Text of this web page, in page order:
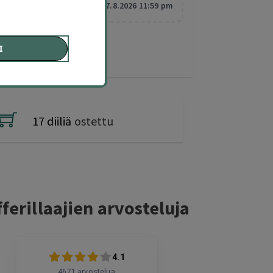
7.8.2026 11:59 pm
17 diiliä ostettu
arvosteluja
4.1